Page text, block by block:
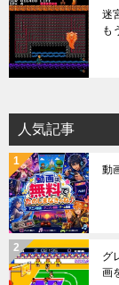
迷
も
人気記事
動
グ
画